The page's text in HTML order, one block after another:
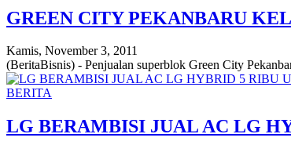
GREEN CITY PEKANBARU
Kamis, November 3, 2011
(BeritaBisnis) - Penjualan superblok Green City
BERITA
LG BERAMBISI JUAL AC LG